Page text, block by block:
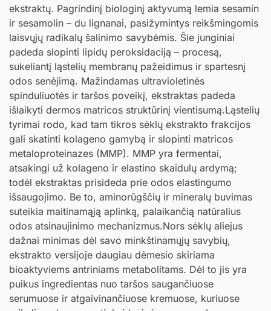
ekstraktų. Pagrindinį biologinį aktyvumą lemia sesamin
ir sesamolin – du lignanai, pasižymintys reikšmingomis
laisvųjų radikalų šalinimo savybėmis. Šie junginiai
padeda slopinti lipidų peroksidaciją – procesą,
sukeliantį ląstelių membranų pažeidimus ir spartesnį
odos senėjimą. Mažindamas ultravioletinės
spinduliuotės ir taršos poveikį, ekstraktas padeda
išlaikyti dermos matricos struktūrinį vientisumą.Ląstelių
tyrimai rodo, kad tam tikros sėklų ekstrakto frakcijos
gali skatinti kolageno gamybą ir slopinti matricos
metaloproteinazes (MMP). MMP yra fermentai,
atsakingi už kolageno ir elastino skaidulų ardymą;
todėl ekstraktas prisideda prie odos elastingumo
išsaugojimo. Be to, aminorūgščių ir mineralų buvimas
suteikia maitinamąją aplinką, palaikančią natūralius
odos atsinaujinimo mechanizmus.Nors sėklų aliejus
dažnai minimas dėl savo minkštinamųjų savybių,
ekstrakto versijoje daugiau dėmesio skiriama
bioaktyviems antriniams metabolitams. Dėl to jis yra
puikus ingredientas nuo taršos saugančiuose
serumuose ir atgaivinančiuose kremuose, kuriuose